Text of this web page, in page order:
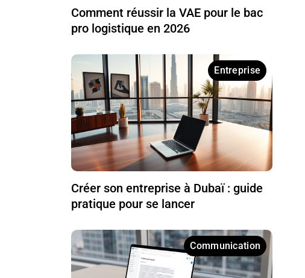
Comment réussir la VAE pour le bac
pro logistique en 2026
Entreprise
Créer son entreprise à Dubaï : guide
pratique pour se lancer
Communication